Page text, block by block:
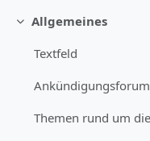
Einklappen
Allgemeines
Textfeld
Ankündigungsforum